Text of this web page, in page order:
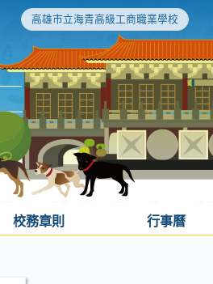
高雄市立海青高級工商職業學校
校務章則 行事曆